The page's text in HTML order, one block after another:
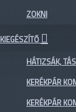
ZOKNI
KIEGÉSZÍTŐ
HÁTIZSÁK,
KERÉKPÁR
KERÉKPÁR